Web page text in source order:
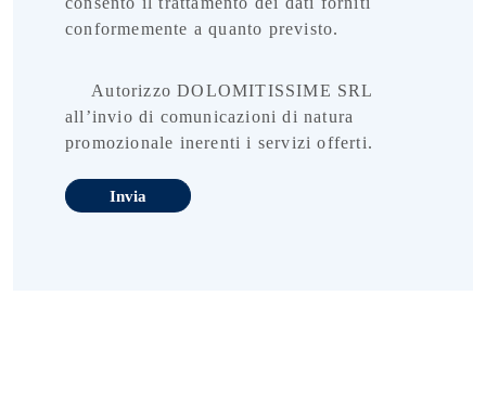
conformemente a quanto previsto.
Autorizzo DOLOMITISSIME SRL
all’invio di comunicazioni di natura
promozionale inerenti i servizi offerti.